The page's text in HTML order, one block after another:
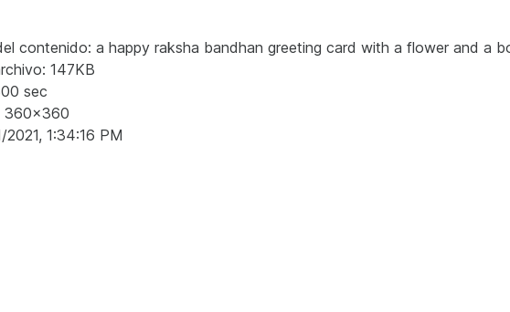
contenido: a happy raksha bandhan greeting card with a flower and a
147KB
sec
360x360
2021, 1:34:16 PM